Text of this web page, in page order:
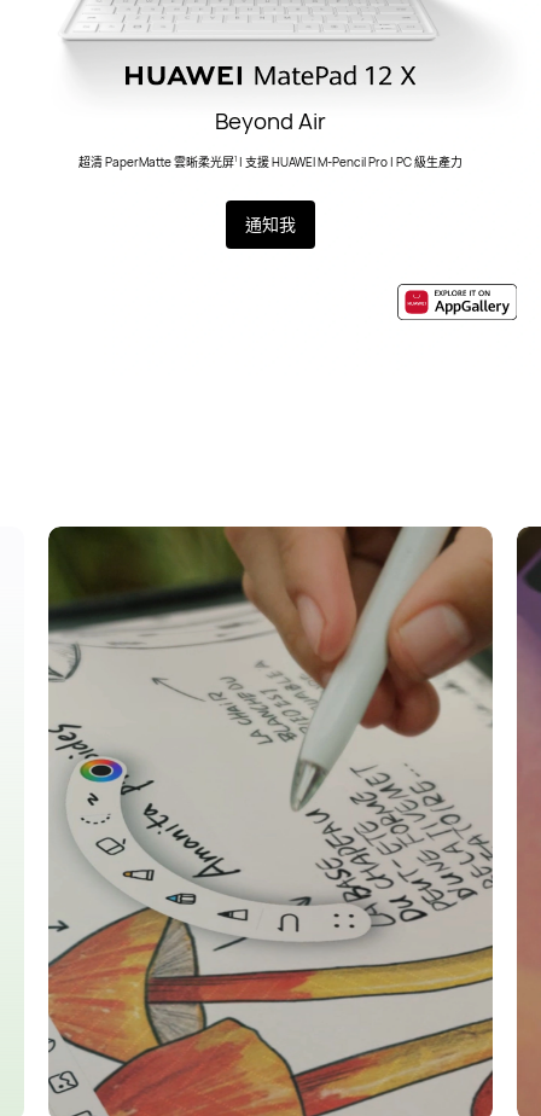
Beyond Air
超清 PaperMatte 雲晰柔光屏1 | 支援 HUAWEI M-Pencil Pro | PC 級生產力
通知我